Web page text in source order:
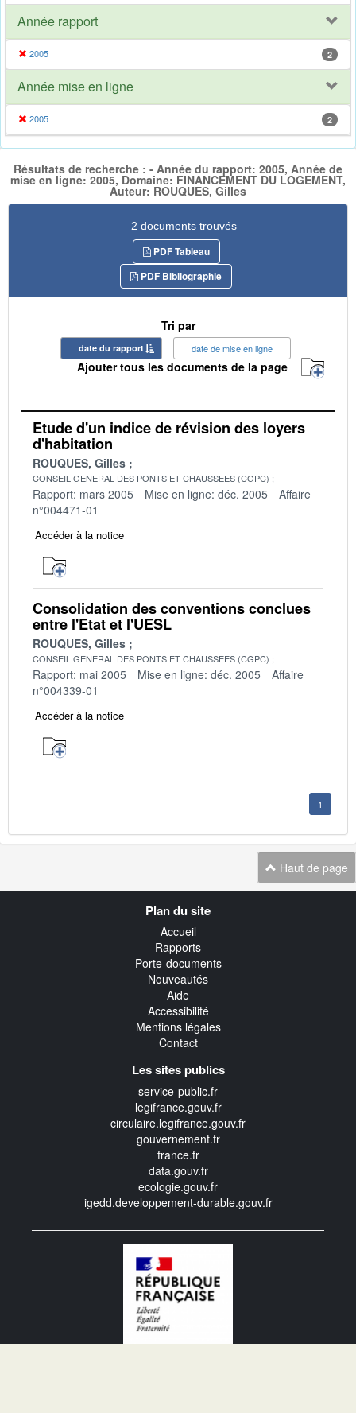
Année rapport
2005 2
Année mise en ligne
2005 2
Résultats de recherche : - Année du rapport: 2005, Année de
mise en ligne: 2005, Domaine: FINANCEMENT DU LOGEMENT,
Auteur: ROUQUES, Gilles
2 documents trouvés
PDF Tableau
PDF Bibliographie
Tri par
date du rapport date de mise en ligne
Ajouter tous les documents de la page
Etude d'un indice de révision des loyers
d'habitation
ROUQUES, Gilles
CONSEIL GENERAL DES PONTS ET CHAUSSEES (CGPC)
Rapport: mars 2005 Mise en ligne: déc. 2005
Affaire
n°004471-01
Accéder à la notice
Consolidation des conventions conclues
entre l'Etat et l'UESL
ROUQUES, Gilles
CONSEIL GENERAL DES PONTS ET CHAUSSEES (CGPC)
Rapport: mai 2005 Mise en ligne: déc. 2005
Affaire
n°004339-01
Accéder à la notice
1
Haut de page
Plan du site
Accueil
Rapports
Porte-documents
Nouveautés
Aide
Accessibilité
Mentions légales
Contact
Les sites publics
service-public.fr
legifrance.gouv.fr
circulaire.legifrance.gouv.fr
gouvernement.fr
france.fr
data.gouv.fr
ecologie.gouv.fr
igedd.developpement-durable.gouv.fr